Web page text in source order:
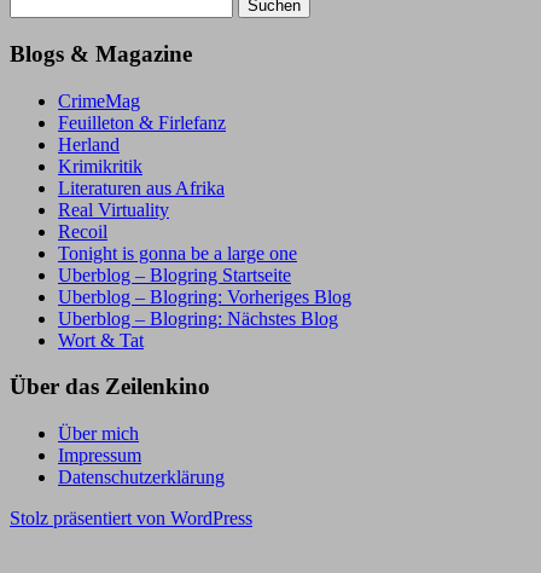
nach:
Blogs & Magazine
CrimeMag
Feuilleton & Firlefanz
Herland
Krimikritik
Literaturen aus Afrika
Real Virtuality
Recoil
Tonight is gonna be a large one
Uberblog – Blogring Startseite
Uberblog – Blogring: Vorheriges Blog
Uberblog – Blogring: Nächstes Blog
Wort & Tat
Über das Zeilenkino
Über mich
Impressum
Datenschutzerklärung
Stolz präsentiert von WordPress